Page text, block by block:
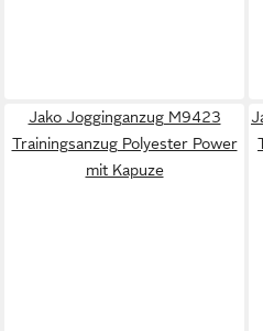
Jako Jogginganzug M9423
Trainingsanzug Polyester Power
mit Kapuze